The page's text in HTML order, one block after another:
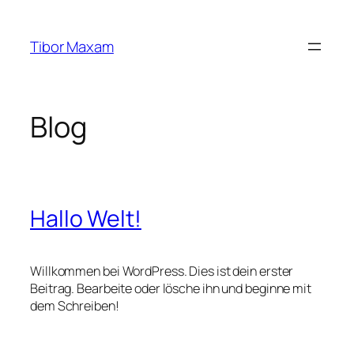
springen
Tibor Maxam
Blog
Hallo Welt!
Willkommen bei WordPress. Dies ist dein erster
Beitrag. Bearbeite oder lösche ihn und beginne mit
dem Schreiben!